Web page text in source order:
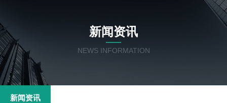
新闻资讯
NEWS INFORMATION
新闻资讯